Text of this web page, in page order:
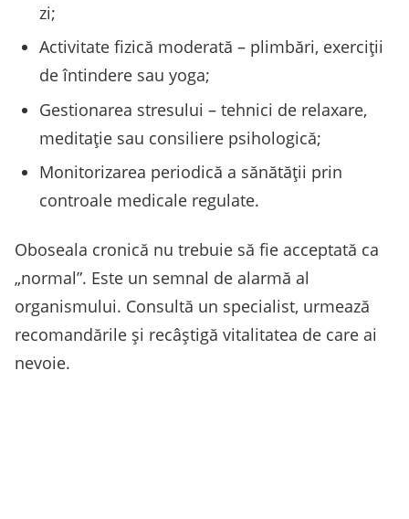
zi;
Activitate fizică moderată – plimbări, exerciții
de întindere sau yoga;
Gestionarea stresului – tehnici de relaxare,
meditație sau consiliere psihologică;
Monitorizarea periodică a sănătății prin
controale medicale regulate.
Oboseala cronică nu trebuie să fie acceptată ca
„normal”. Este un semnal de alarmă al
organismului. Consultă un specialist, urmează
recomandările și recâștigă vitalitatea de care ai
nevoie.